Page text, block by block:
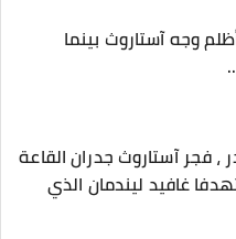
وجه آستاروث بينما
فجر آستاروث جدران القاعة
غافيد ليندمان الذي